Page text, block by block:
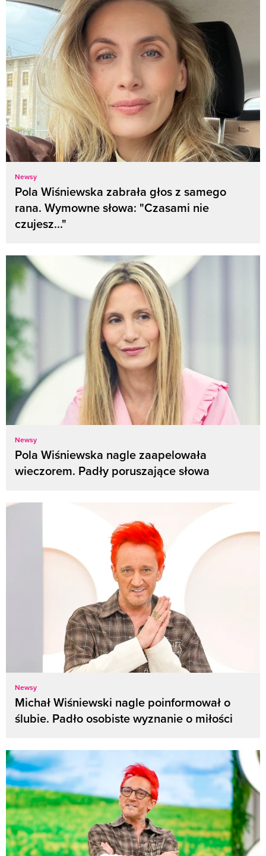
Newsy
Pola Wiśniewska zabrała głos z samego
rana. Wymowne słowa: "Czasami nie
czujesz..."
Newsy
Pola Wiśniewska nagle zaapelowała
wieczorem. Padły poruszające słowa
Newsy
Michał Wiśniewski nagle poinformował o
ślubie. Padło osobiste wyznanie o miłości